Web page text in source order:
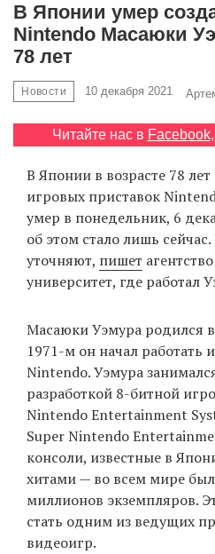
В Японии умер
Nintendo Масаюки
78 лет
Новости 10 декабря 2021
Читайте нас в Facebook,
В Японии в возрасте 78 лет
игровых приставок
умер в понедельник, 6
об этом стало лишь
уточняют, пишет
университет, где работал
Масаюки Уэмура родился
1971-м он начал
Nintendo. Уэмура
разработкой 8-битной
Nintendo Entertainment
Super Nintendo
консоли, известные в
хитами — во всем мире
миллионов экземпляров.
стать одним из ведущих
видеоигр.